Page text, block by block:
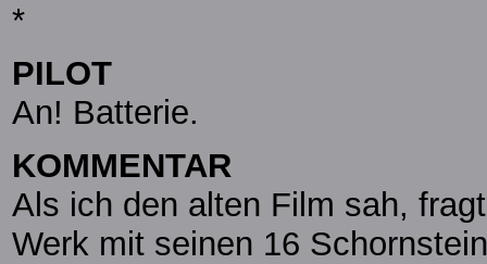
*
PILOT
An! Batterie.
KOMMENTAR
Als ich den alten Film sah,
Werk mit seinen 16